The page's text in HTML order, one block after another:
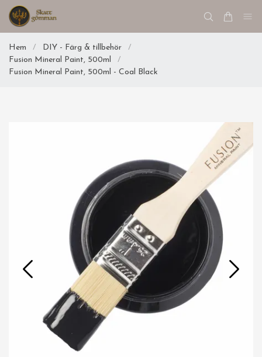
Hem / DIY - Färg & tillbehör
/
Fusion Mineral Paint, 500ml
/
Fusion Mineral Paint, 500ml - Coal Black